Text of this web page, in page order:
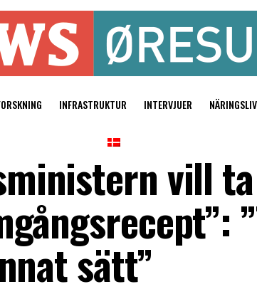
INFRASTRUKTUR INTERVJUER NÄRINGSLIV
vill
sätt”